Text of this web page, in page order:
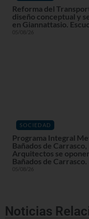
Reforma del
diseño conceptual y
en Giannattasio.
05/08/26
SOCIEDAD
Programa Integral
Bañados de
Arquitectos se
Bañados de
05/08/26
Noticias